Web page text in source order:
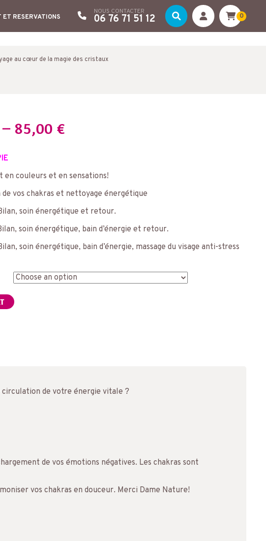
ET RESERVATIONS
NOUS CONTACTER
06 76 71 51 12 0
au cœur de la magie des cristaux
– 85,00 €
en couleurs et en sensations!
vos chakras et nettoyage énergétique
soin énergétique et retour.
soin énergétique, bain d’énergie et retour.
soin énergétique, bain d’énergie, massage du visage anti-stress
circulation de votre énergie vitale ?
de vos émotions négatives. Les chakras sont
vos chakras en douceur. Merci Dame Nature!